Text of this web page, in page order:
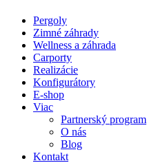
Pergoly
Zimné záhrady
Wellness a záhrada
Carporty
Realizácie
Konfigurátory
E-shop
Viac
Partnerský program
O nás
Blog
Kontakt